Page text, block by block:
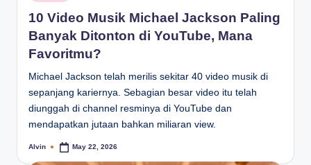
in
10 Video Musik Michael Jackson Paling
Banyak Ditonton di YouTube, Mana
Favoritmu?
Michael Jackson telah merilis sekitar 40 video musik di
sepanjang kariernya. Sebagian besar video itu telah
diunggah di channel resminya di YouTube dan
mendapatkan jutaan bahkan miliaran view.
Posted
Alvin May 22, 2026